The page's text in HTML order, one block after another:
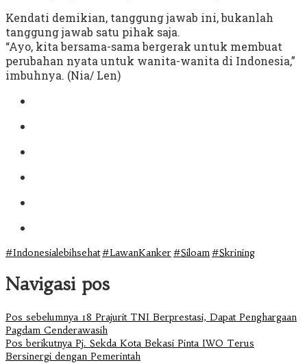
Kendati demikian, tanggung jawab ini, bukanlah
tanggung jawab satu pihak saja.
“Ayo, kita bersama-sama bergerak untuk membuat
perubahan nyata untuk wanita-wanita di Indonesia,”
imbuhnya. (Nia/ Len)
#Indonesialebihsehat#LawanKanker#Siloam#Skrining
Navigasi pos
Pos sebelumnya18 Prajurit TNI Berprestasi, Dapat Penghargaan
Pagdam Cenderawasih
Pos berikutnyaPj. Sekda Kota Bekasi Pinta IWO Terus
Bersinergi dengan Pemerintah